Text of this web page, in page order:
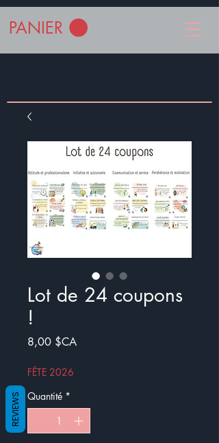
PANIER
Lot de 24 coupons
!
8,00 $CAPrix
FÊTE 2026
Quantité *
REVIEWS